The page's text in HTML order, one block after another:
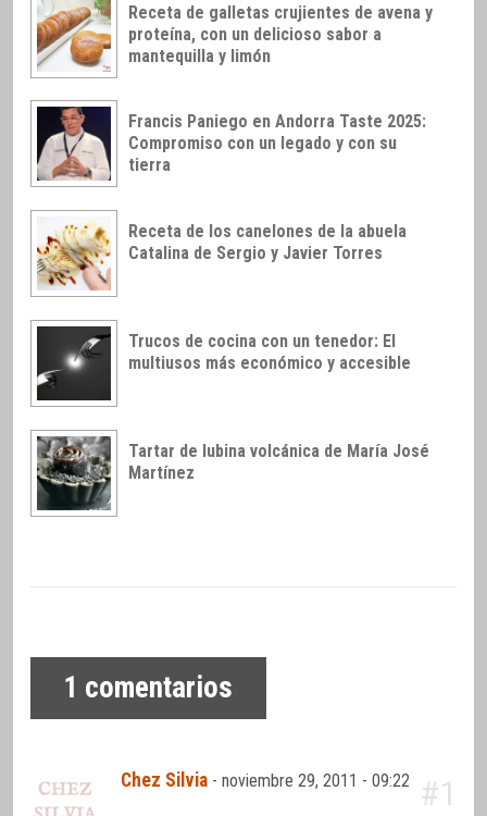
Receta de galletas crujientes de avena y
proteína, con un delicioso sabor a
mantequilla y limón
Francis Paniego en Andorra Taste 2025:
Compromiso con un legado y con su
tierra
Receta de los canelones de la abuela
Catalina de Sergio y Javier Torres
Trucos de cocina con un tenedor: El
multiusos más económico y accesible
Tartar de lubina volcánica de María José
Martínez
1 comentarios
Chez Silvia -noviembre 29, 2011 - 09:22 #1